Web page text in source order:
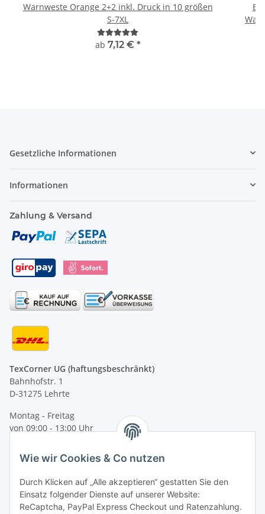
Warnweste Orange 2+2 inkl. Druck in 10 größen
S-7XL
ab 7,12 € *
Gesetzliche Informationen
Informationen
Zahlung & Versand
TexCorner UG (haftungsbeschränkt)
Bahnhofstr. 1
D-31275 Lehrte
Montag - Freitag
von 09:00 - 13:00 Uhr
Tel: +49 (0) 5132 8230689
E-Mail:mail@texcorner.de
Wie wir Cookies & Co nutzen
Durch Klicken auf „Alle akzeptieren“ gestatten Sie den
Einsatz folgender Dienste auf unserer Website:
ReCaptcha, PayPal Express Checkout und Ratenzahlung.